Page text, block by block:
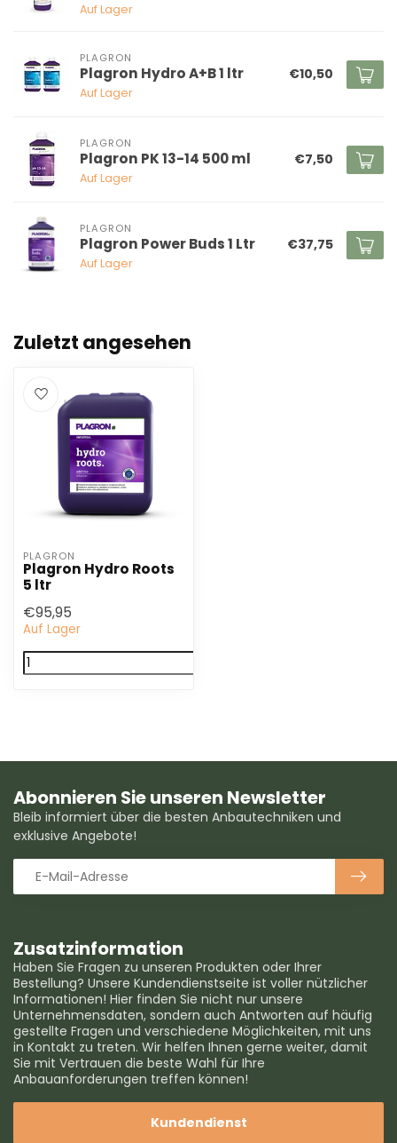
Auf Lager
PLAGRON
Plagron Hydro A+B 1 ltr
Auf Lager
€10,50
PLAGRON
Plagron PK 13-14 500 ml
Auf Lager
€7,50
PLAGRON
Plagron Power Buds 1 Ltr
Auf Lager
€37,75
Zuletzt angesehen
PLAGRON
Plagron Hydro Roots
5 ltr
€95,95
Auf Lager
Zusatzinformation
Haben Sie Fragen zu unseren Produkten oder Ihrer
Bestellung? Unsere Kundendienstseite ist voller nützlicher
Informationen! Hier finden Sie nicht nur unsere
Unternehmensdaten, sondern auch Antworten auf häufig
gestellte Fragen und verschiedene Möglichkeiten, mit uns
in Kontakt zu treten. Wir helfen Ihnen gerne weiter, damit
Sie mit Vertrauen die beste Wahl für Ihre
Anbauanforderungen treffen können!
Kundendienst
Abonnieren Sie unseren Newsletter
Bleib informiert über die besten Anbautechniken und
exklusive Angebote!